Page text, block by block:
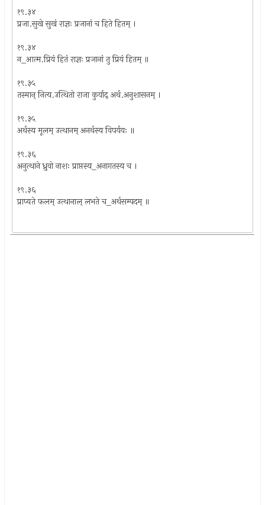
१९.३४
प्रजा.सुखे सुखं राज्ञः प्रजानां च हिते हितम् ।
१९.३४
न_आत्म.प्रियं हितं राज्ञः प्रजानां तु प्रियं हितम् ॥
१९.३५
तस्मान् नित्य.उत्थितो राजा कुर्याद् अर्थ.अनुशासनम् ।
१९.३५
अर्थस्य मूलम् उत्थानम् अनर्थस्य विपर्ययः ॥
१९.३६
अनुत्थाने ध्रुवो नाशः प्राप्तस्य_अनागतस्य च ।
१९.३६
प्राप्यते फलम् उत्थानाल् लभते च_अर्थसम्पदम् ॥